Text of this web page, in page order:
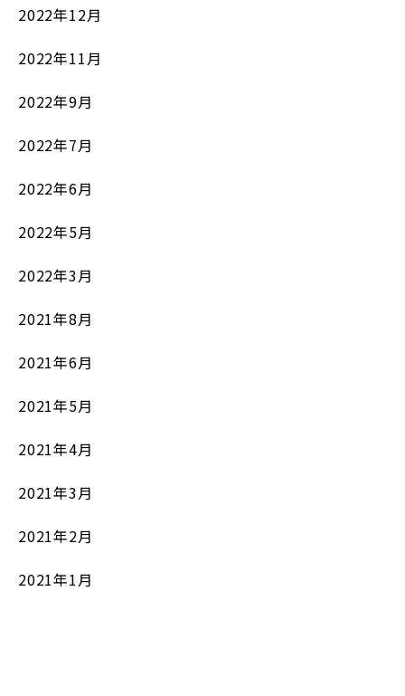
2022年12月
2022年11月
2022年9月
2022年7月
2022年6月
2022年5月
2022年3月
2021年8月
2021年6月
2021年5月
2021年4月
2021年3月
2021年2月
2021年1月